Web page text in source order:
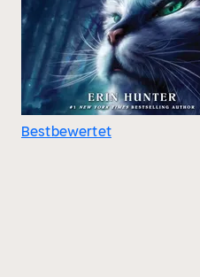
Bestbewertet